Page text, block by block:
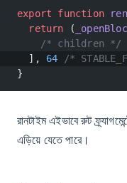
export function
  return
(
    /* children */
  ],
64 /*
}
রানটাইম এইভাবে রুট
এড়িয়ে যেতে পারে।